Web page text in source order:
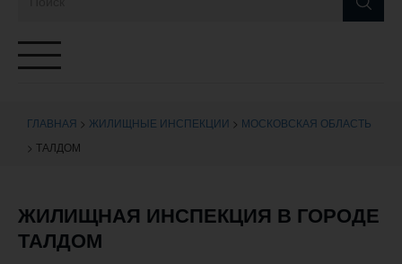
Переключатель
ГЛАВНАЯ > ЖИЛИЩНЫЕ ИНСПЕКЦИИ > МОСКОВСКАЯ ОБЛАСТЬ
> ТАЛДОМ
ЖИЛИЩНАЯ ИНСПЕКЦИЯ В ГОРОДЕ
ТАЛДОМ